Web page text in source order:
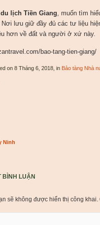
du lịch Tiền Giang, muốn tìm
Nơi lưu giữ đầy đủ các tư liệu
hơn về đất và người ở xứ này.
bao-tang-tien-giang/
on 8 Tháng 6, 2018, in Bảo tàng Nhà
Ninh
BÌNH LUẬN
sẽ không được hiển thị công khai.